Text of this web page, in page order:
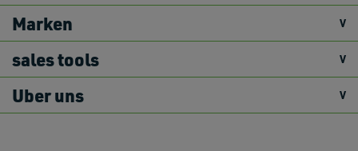
Marken
sales tools
Uber uns